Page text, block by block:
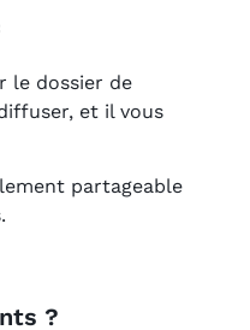
le dossier de
et il vous
partageable
?